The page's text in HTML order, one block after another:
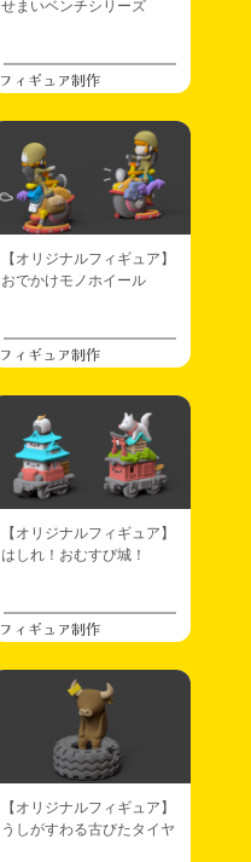
せまいベンチシリーズ
フィギュア制作
【オリジナルフィギュア】
おでかけモノホイール
フィギュア制作
【オリジナルフィギュア】
はしれ！おむすび城！
フィギュア制作
【オリジナルフィギュア】
うしがすわる古びたタイヤ